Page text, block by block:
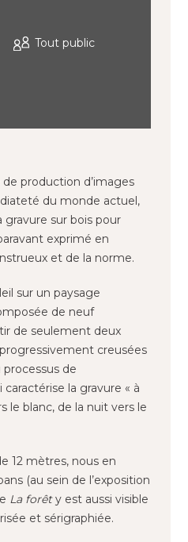
Tout public
production d’images
du monde actuel,
gravure sur bois pour
exprimé en
et de la norme.
sur un paysage
de neuf
de seulement deux
creusées
de
la gravure « à
le blanc, de la nuit vers le
12 mètres, nous en
(au sein de l’exposition
La forêty est aussi visible
et sérigraphiée.